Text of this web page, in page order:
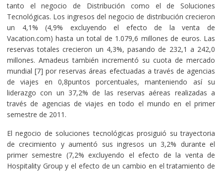
tanto el negocio de Distribución como el de Soluciones
Tecnológicas. Los ingresos del negocio de distribución crecieron
un 4,1% (4,9% excluyendo el efecto de la venta de
Vacation.com) hasta un total de 1.079,6 millones de euros. Las
reservas totales crecieron un 4,3%, pasando de 232,1 a 242,0
millones. Amadeus también incrementó su cuota de mercado
mundial [7] por reservas áreas efectuadas a través de agencias
de viajes en 0,8puntos porcentuales, manteniendo así su
liderazgo con un 37,2% de las reservas aéreas realizadas a
través de agencias de viajes en todo el mundo en el primer
semestre de 2011.
El negocio de soluciones tecnológicas prosiguió su trayectoria
de crecimiento y aumentó sus ingresos un 3,2% durante el
primer semestre (7,2% excluyendo el efecto de la venta de
Hospitality Group y el efecto de un cambio en el tratamiento de